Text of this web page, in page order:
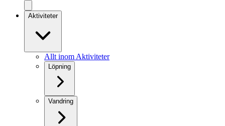
Aktiviteter
Allt inom Aktiviteter
Löpning
Vandring